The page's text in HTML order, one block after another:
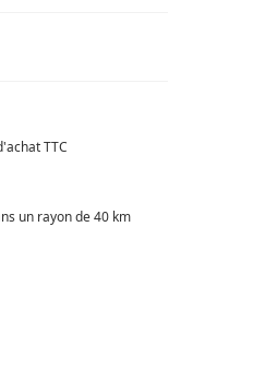
TTC
un rayon de 40 km